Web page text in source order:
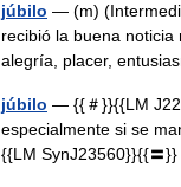
júbilo — (m)
recibió la buena
alegría, placer,
júbilo — {{＃}}{{LM
especialmente si se
{{LM SynJ23560}}{{〓